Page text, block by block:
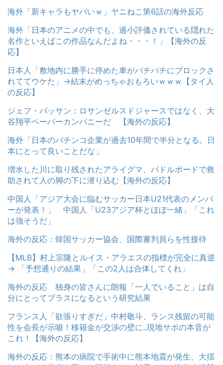
海外「新キャラもヤバいｗ」ヤニねこ第6話の海外反応
海外「日本のアニメの中でも、過小評価されている隠れた
名作といえばこの作品なんだよね・・・！」【海外の反
応】
日本人「敷地内に勝手に停めた車がバチバチにブロックさ
れててウケた」→結末がめっちゃおもろいｗｗｗ【タイ人
の反応】
ジェフ・パッサン：ロサンゼルスドジャースではなく、大
谷翔平ペーパーカンパニーだ 【海外の反応】
海外「日本のパチンコ企業が過去10年間で半分となる。日
本にとって良いことだな」
増水した川に取り残されたアライグマ、パドルボードで救
助されて人の脚の下に潜り込む【海外の反応】
中国人「アジア大会に臨むサッカー日本U21代表のメンバ
ーが発表！」 中国人「U23アジア杯とほぼ一緒」「これ
は強そうだ」
海外の反応：韓国サッカー協会、国際審判員らを性接待
【MLB】村上宗隆とルイス・アラエスの指標が完全に真逆
→ 「予想通りの結果」「この2人は合体してくれ」
海外の反応 独身の皆さんに朗報「一人でいること」は自
分にとってプラスになるという研究結果
フランス人「欲張りすぎだ」中村敬斗、ランス残留の可能
性を会長が示唆！移籍金が交渉の壁に..現地サポの本音が
これ！【海外の反応】
海外の反応：熊本の病院で手術中に熊本地震が発生、大揺